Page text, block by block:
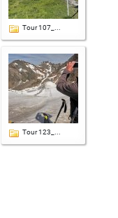
Tour 107_...
Tour 123_...